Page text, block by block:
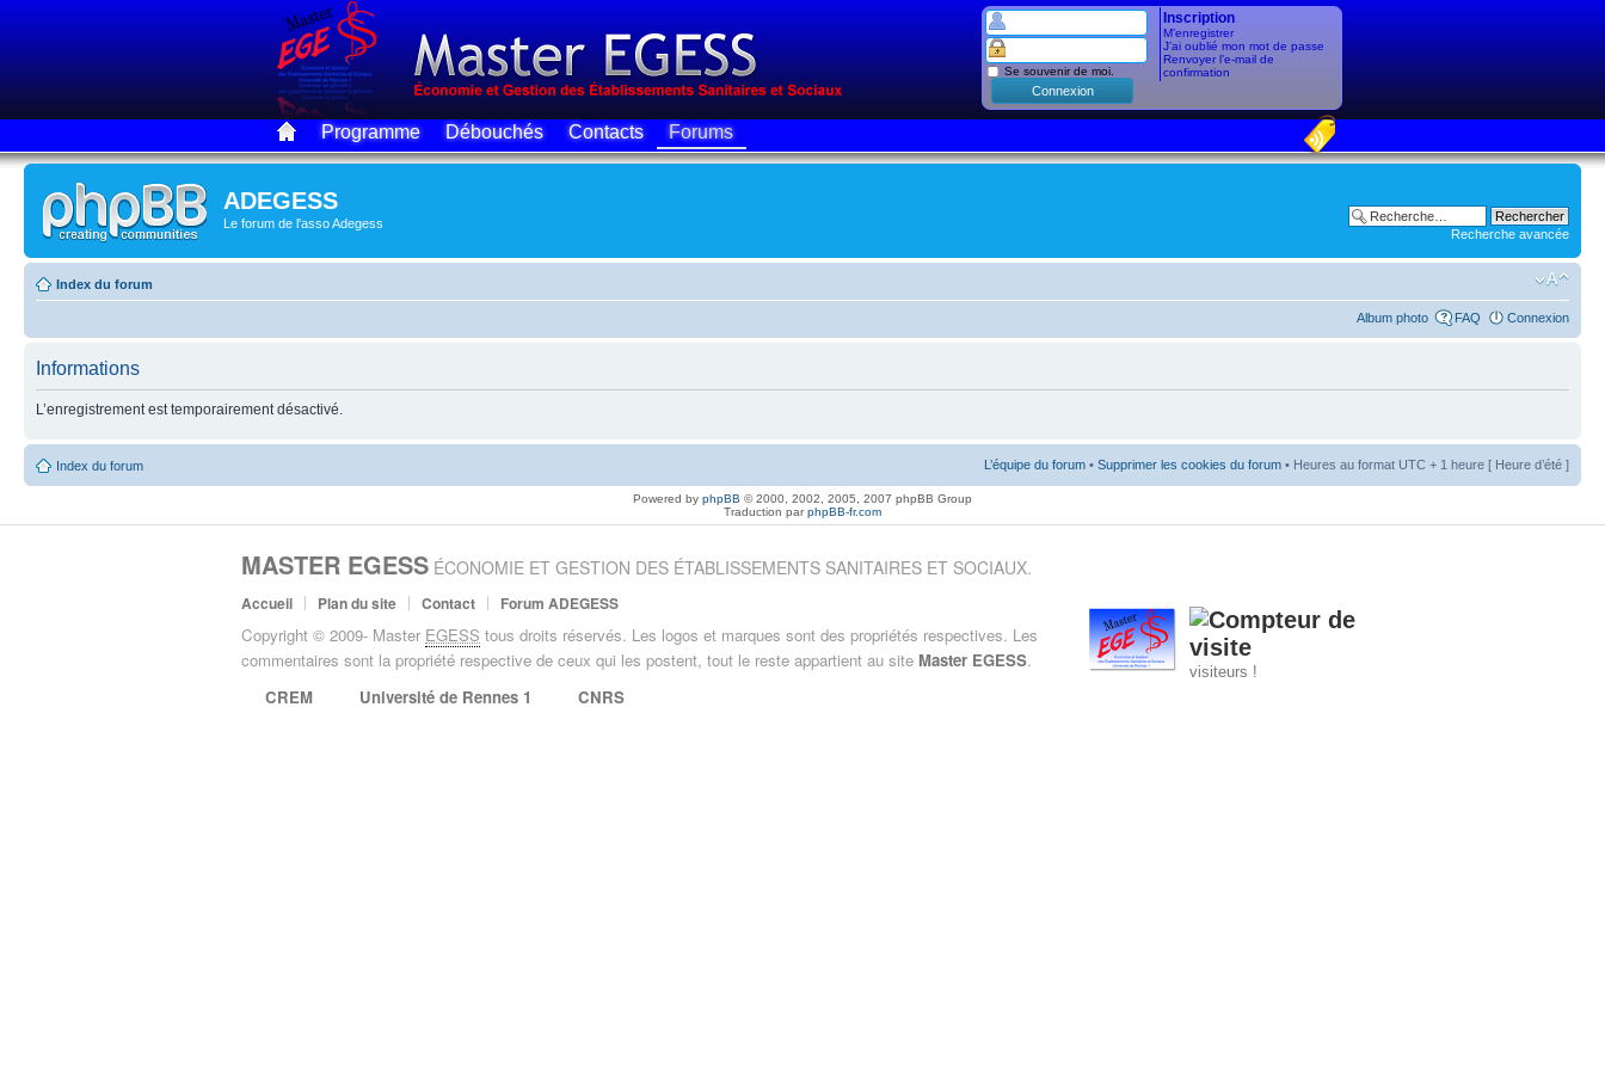
Se souvenir de moi.
Inscription
M’enregistrer
J’ai oublié mon mot de passe
Renvoyer l’e-mail de
confirmation
Programme Débouchés Contacts Forums
ADEGESS
Le forum de l'asso Adegess
Recherche avancée
Index du forum
Album photo FAQ Connexion
Informations
L’enregistrement est temporairement désactivé.
Index du forum L’équipe du forum • Supprimer les cookies du forum • Heures au format UTC + 1 heure [ Heure d’été ]
Powered by phpBB © 2000, 2002, 2005, 2007 phpBB Group
Traduction parphpBB-fr.com
MASTER EGESS ÉCONOMIE ET GESTION DES ÉTABLISSEMENTS SANITAIRES ET SOCIAUX.
visiteurs !
Accueil Plan du site Contact Forum ADEGESS
Copyright © 2009- Master EGESS tous droits réservés. Les logos et marques sont des propriétés respectives. Les
commentaires sont la propriété respective de ceux qui les postent, tout le reste appartient au site Master EGESS.
CREM
Université de Rennes 1 CNRS